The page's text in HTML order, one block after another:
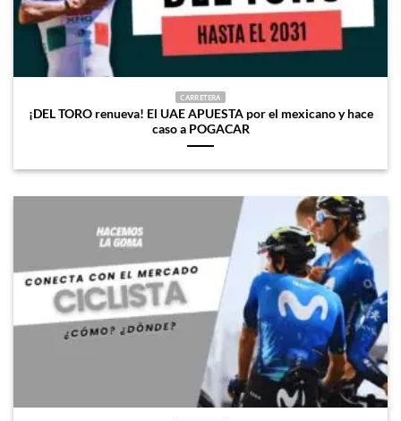
CARRETERA
¡DEL TORO renueva! El UAE APUESTA por el mexicano y hace
caso a POGACAR